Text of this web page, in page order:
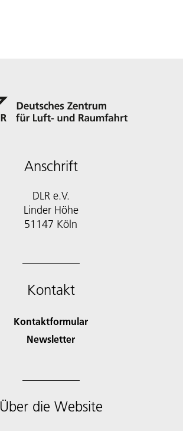
Anschrift
DLR e.V.
Linder Höhe
51147 Köln
Kontakt
Kontaktformular
Newsletter
Über die Website